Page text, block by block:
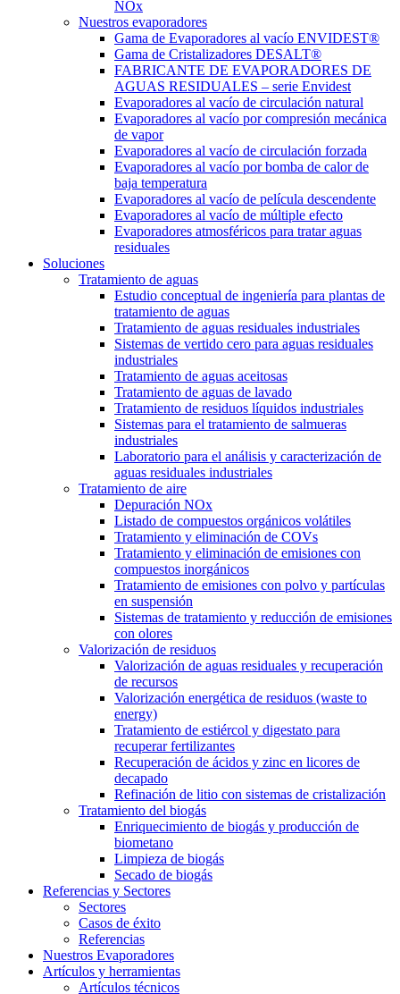
NOx
Nuestros evaporadores
Gama de Evaporadores al vacío ENVIDEST®
Gama de Cristalizadores DESALT®
FABRICANTE DE EVAPORADORES DE
AGUAS RESIDUALES – serie Envidest
Evaporadores al vacío de circulación natural
Evaporadores al vacío por compresión mecánica
de vapor
Evaporadores al vacío de circulación forzada
Evaporadores al vacío por bomba de calor de
baja temperatura
Evaporadores al vacío de película descendente
Evaporadores al vacío de múltiple efecto
Evaporadores atmosféricos para tratar aguas
residuales
Soluciones
Tratamiento de aguas
Estudio conceptual de ingeniería para plantas de
tratamiento de aguas
Tratamiento de aguas residuales industriales
Sistemas de vertido cero para aguas residuales
industriales
Tratamiento de aguas aceitosas
Tratamiento de aguas de lavado
Tratamiento de residuos líquidos industriales
Sistemas para el tratamiento de salmueras
industriales
Laboratorio para el análisis y caracterización de
aguas residuales industriales
Tratamiento de aire
Depuración NOx
Listado de compuestos orgánicos volátiles
Tratamiento y eliminación de COVs
Tratamiento y eliminación de emisiones con
compuestos inorgánicos
Tratamiento de emisiones con polvo y partículas
en suspensión
Sistemas de tratamiento y reducción de emisiones
con olores
Valorización de residuos
Valorización de aguas residuales y recuperación
de recursos
Valorización energética de residuos (waste to
energy)
Tratamiento de estiércol y digestato para
recuperar fertilizantes
Recuperación de ácidos y zinc en licores de
decapado
Refinación de litio con sistemas de cristalización
Tratamiento del biogás
Enriquecimiento de biogás y producción de
biometano
Limpieza de biogás
Secado de biogás
Referencias y Sectores
Sectores
Casos de éxito
Referencias
Nuestros Evaporadores
Artículos y herramientas
Artículos técnicos